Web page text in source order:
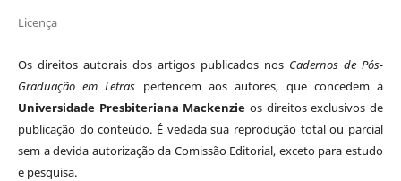
Licença
Os direitos autorais dos artigos publicados nos Cadernos de Pós-
Graduação em Letras pertencem aos autores, que concedem à
Universidade Presbiteriana Mackenzie os direitos exclusivos de
publicação do conteúdo. É vedada sua reprodução total ou parcial
sem a devida autorização da Comissão Editorial, exceto para estudo
e pesquisa.